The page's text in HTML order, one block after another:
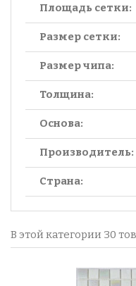
Площадь сетки:
Размер сетки:
Размер чипа:
Толщина:
Основа:
Производитель:
Страна:
В этой категории 30